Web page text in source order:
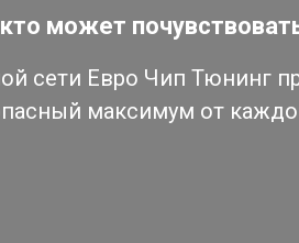
может
сети Евро Чип Тюнинг
максимум от